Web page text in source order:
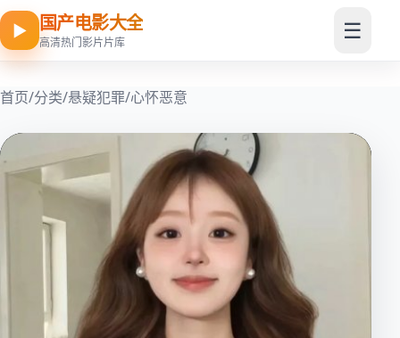
▶ 国产电影大全
高清热门影片片库 ☰
首页/分类/悬疑犯罪/心怀恶意